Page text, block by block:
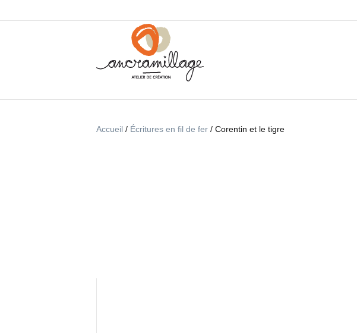
Accueil / Écritures en fil de fer / Corentin et le tigre